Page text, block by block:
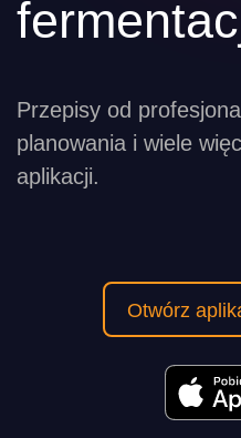
Przepisy od
planowania i wiele
aplikacji.
Otwórz